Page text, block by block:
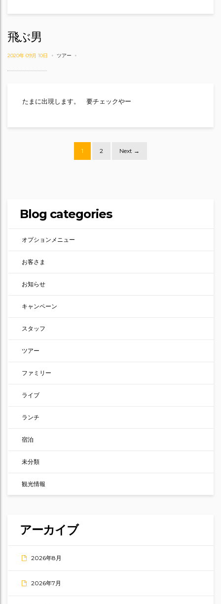
飛ぶ男
2020年 09月 10日 ツアー
たまに出現します。 要チェックやー
1 2 Next →
Blog categories
オプションメニュー
お客さま
お知らせ
キャンペーン
スタッフ
ツアー
ファミリー
ライブ
ランチ
宿泊
未分類
観光情報
アーカイブ
2026年8月
2026年7月